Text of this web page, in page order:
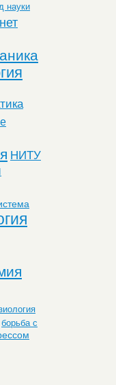
науки
НИТУ
борьба с